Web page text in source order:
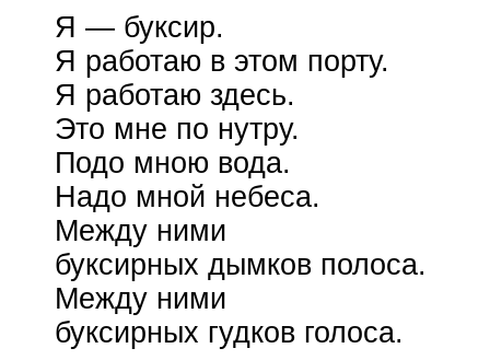
Я — буксир.
Я работаю в этом порту.
Я работаю здесь.
Это мне по нутру.
Подо мною вода.
Надо мной небеса.
Между ними
буксирных дымков полоса.
Между ними
буксирных гудков голоса.